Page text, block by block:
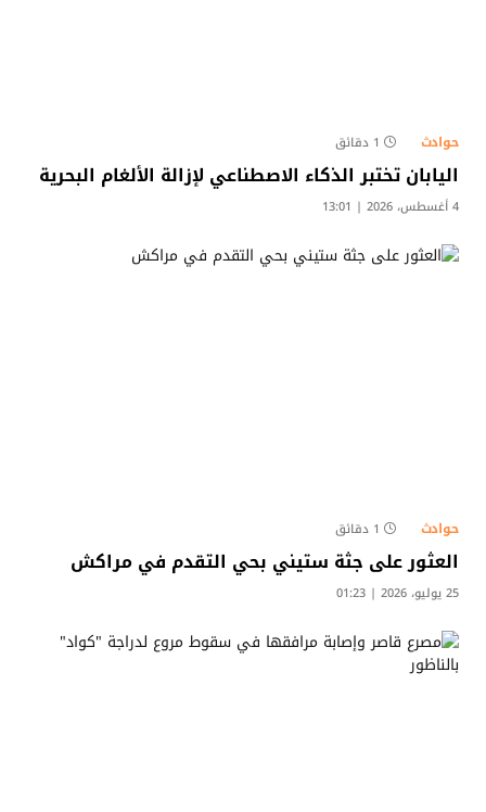
حوادث 1 دقائق
اليابان تختبر الذكاء الاصطناعي لإزالة الألغام البحرية
4 أغسطس، 2026 | 13:01
حوادث 1 دقائق
العثور على جثة ستيني بحي التقدم في مراكش
25 يوليو، 2026 | 01:23